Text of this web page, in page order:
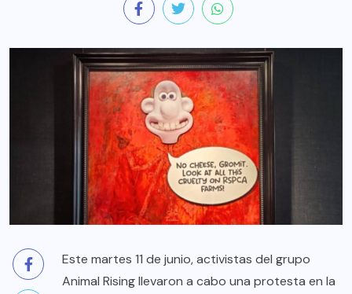
Este martes 11 de junio, activistas del grupo
Animal Rising llevaron a cabo una protesta en la